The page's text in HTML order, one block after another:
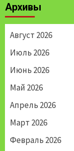
Архивы
Август 2026
Июль 2026
Июнь 2026
Май 2026
Апрель 2026
Март 2026
Февраль 2026